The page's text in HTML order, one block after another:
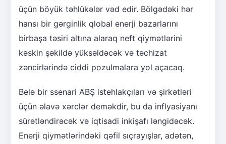
üçün böyük təhlükələr vəd edir. Bölgədəki hər
hansı bir gərginlik qlobal enerji bazarlarını
birbaşa təsiri altına alaraq neft qiymətlərini
kəskin şəkildə yüksəldəcək və təchizat
zəncirlərində ciddi pozulmalara yol açacaq.
Belə bir ssenari ABŞ istehlakçıları və şirkətləri
üçün əlavə xərclər deməkdir, bu da inflyasiyanı
sürətləndirəcək və iqtisadi inkişafı ləngidəcək.
Enerji qiymətlərindəki qəfil sıçrayışlar, adətən,